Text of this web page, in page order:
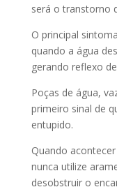
será o transtorno
O principal
quando a água
gerando reflexo
Poças de água,
primeiro sinal de
entupido.
Quando
nunca utilize
desobstruir o